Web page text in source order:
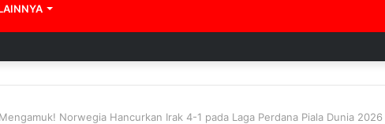
Norwegia Hancurkan Irak 4-1 pada Laga Perdana Piala Dunia 2026